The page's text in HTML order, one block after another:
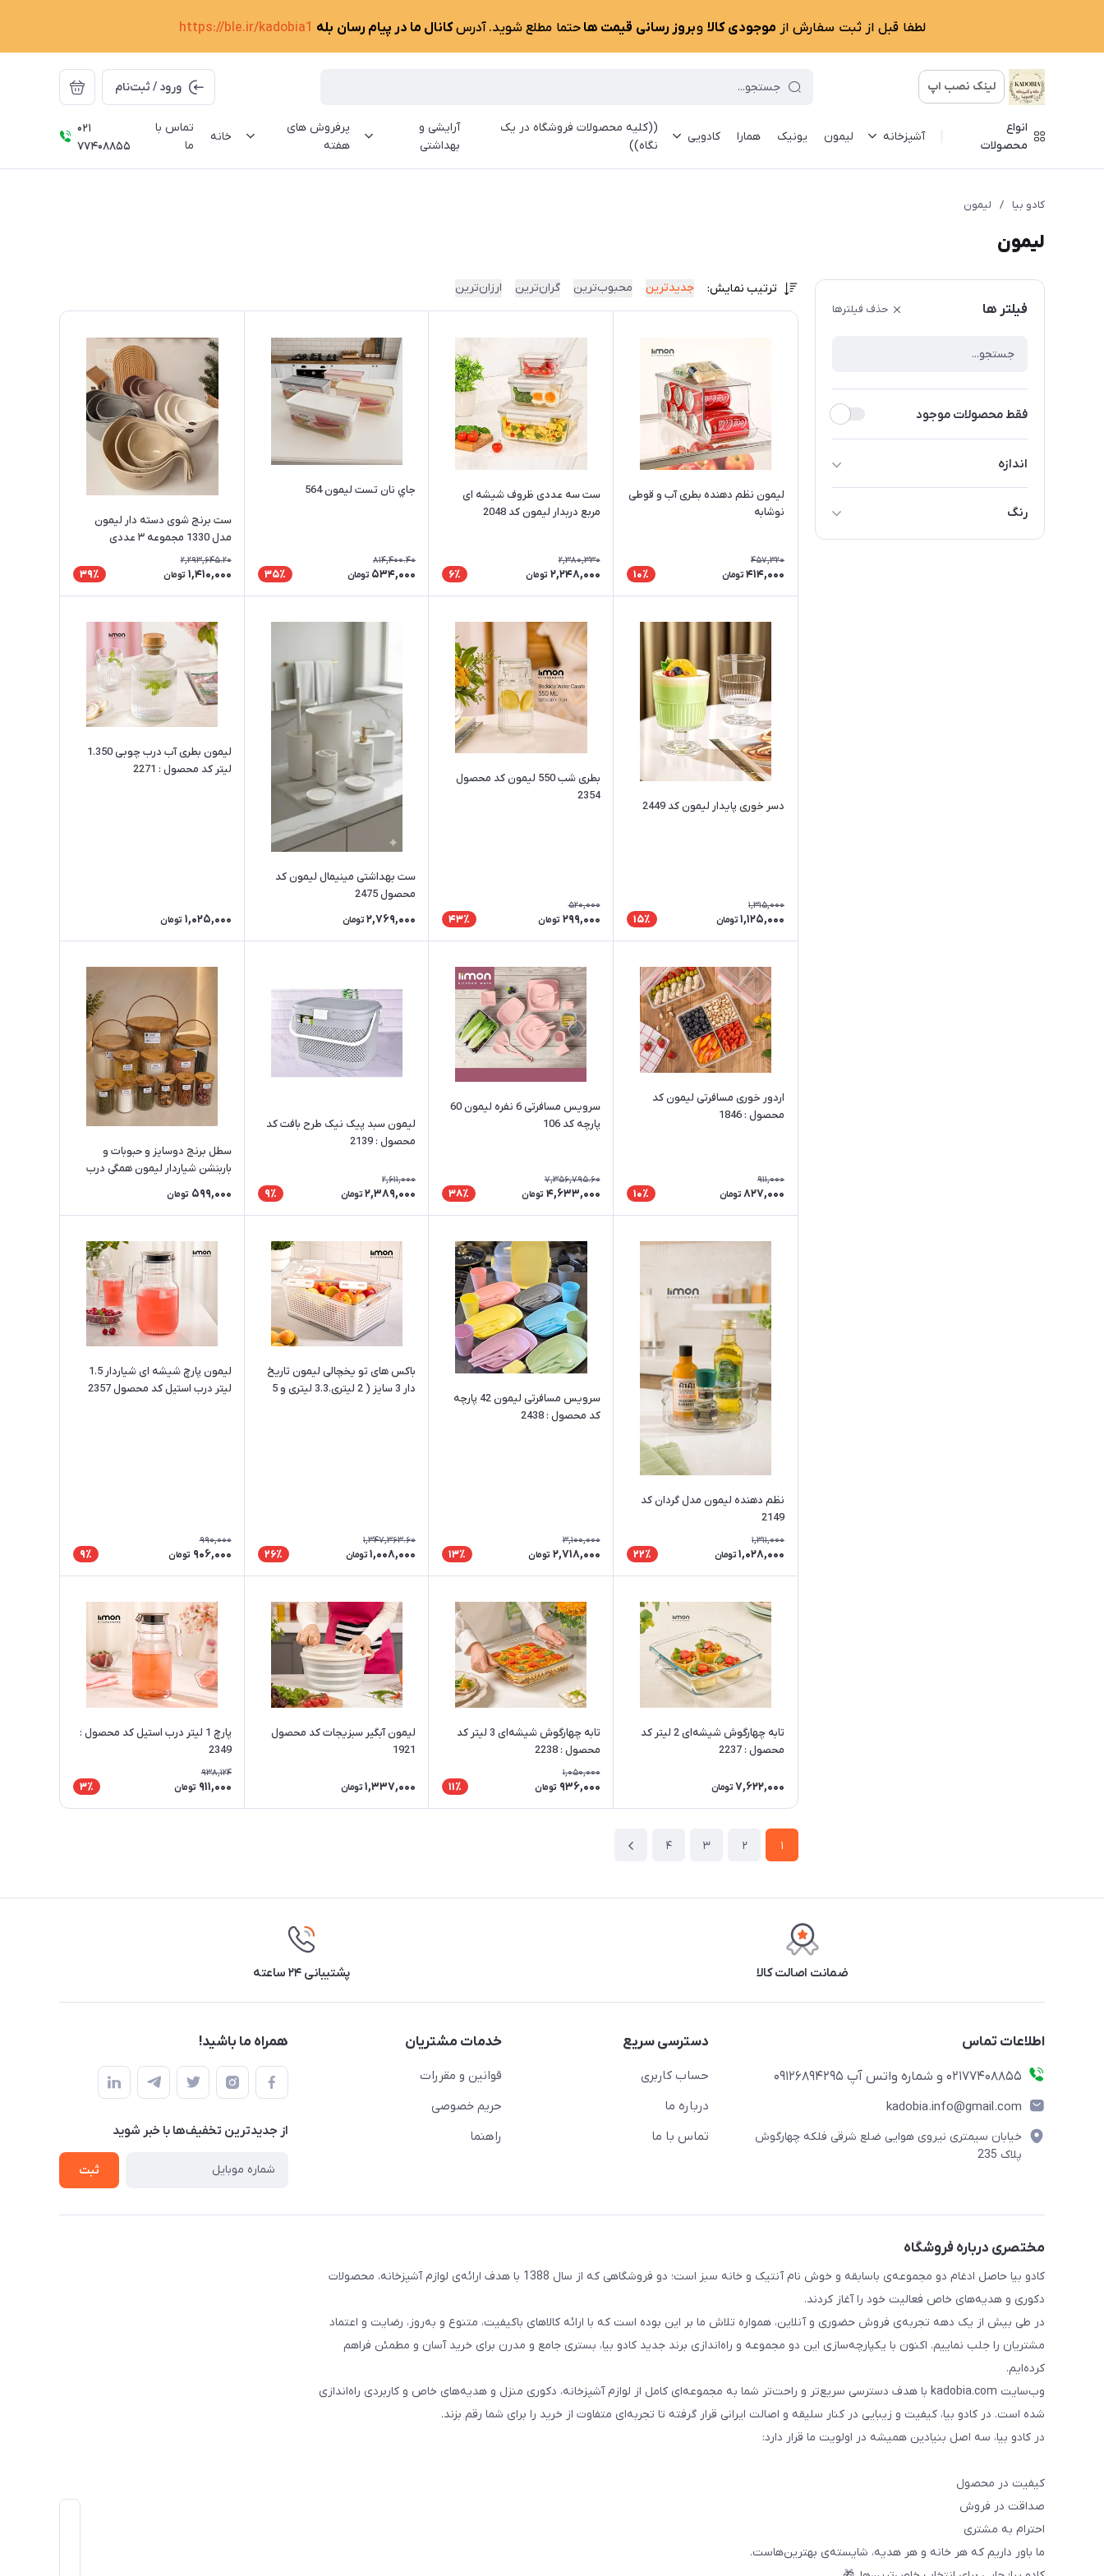
لطفا قبل از ثبت سفارش از موجودی کالا وبروز رسانی قیمت هاحتما مطلع شوید. آدرسکانال ما در پیام رسان بله https://ble.ir/kadobia1
لینک نصب اپ ورود / ثبت‌نام
انواع
محصولات
آشپزخانه لیمون یونیک همارا کادویی
((کلیه محصولات فروشگاه در یک
نگاه))
آرایشی و
بهداشتی
پرفروش های
هفته
خانه
تماس با
ما
021
77408855
کادو بیا / لیمون
لیمون
فیلتر ها حذف فیلترها
فقط محصولات موجود
اندازه
رنگ
طلایی
ترتیب نمایش: جدیدترین محبوب‌ترین گران‌ترین ارزان‌ترین
لیمون نظم دهنده بطری آب و قوطی
نوشابه
457,320
414,000 تومان 10٪
ست سه عددی ظروف شیشه ای
مربع دربدار لیمون کد 2048
2,380,330
2,248,000 تومان 6٪
جاي نان تست ليمون 564
814,400.40
534,000 تومان 35٪
ست برنج شوی دسته دار لیمون
مدل 1330 مجموعه ۳ عددی
2,293,645.20
1,410,000 تومان 39٪
دسر خوری پایدار لیمون کد 2449
1,315,000
1,125,000 تومان 15٪
بطری شب 550 لیمون کد محصول
2354
520,000
299,000 تومان 43٪
ست بهداشتی مینیمال لیمون کد
محصول 2475
2,769,000 تومان
لیمون بطری آب درب چوبی 1.350
لیتر کد محصول : 2271
1,025,000 تومان
اردور خوری مسافرتی لیمون کد
محصول : 1846
911,000
827,000 تومان 10٪
سرویس مسافرتی 6 نفره لیمون 60
پارچه کد 106
7,356,795.60
4,633,000 تومان 38٪
لیمون سبد پیک نیک طرح بافت کد
محصول : 2139
2,611,000
2,389,000 تومان 9٪
سطل برنج دوسایز و حبوبات و
باربنشن شیاردار لیمون همگی درب
599,000 تومان
نظم دهنده لیمون مدل گردان کد
2149
1,311,000
1,028,000 تومان 22٪
سرویس مسافرتی لیمون 42 پارچه
کد محصول : 2438
3,100,000
2,718,000 تومان 13٪
باکس های تو یخچالی لیمون تاریخ
دار 3 سایز ( 2 لیتری.3.3 لیتری و 5
1,347,363.60
1,008,000 تومان 26٪
لیمون پارچ شیشه ای شیاردار 1.5
لیتر درب استیل کد محصول 2357
990,000
906,000 تومان 9٪
تابه چهارگوش شیشه‌ای 2 لیتر کد
محصول : 2237
7,622,000 تومان
تابه چهارگوش شیشه‌ای 3 لیتر کد
محصول : 2238
1,050,000
936,000 تومان 11٪
لیمون آبگیر سبزیجات کد محصول
1921
1,337,000 تومان
پارچ 1 لیتر درب استیل کد محصول :
2349
938,124
911,000 تومان 3٪
1
2
3
4
ضمانت اصالت کالا پشتیبانی ۲۴ ساعته
اطلاعات تماس
02177408855 و شماره واتس آپ 09126894295
kadobia.info@gmail.com
خیابان سیمتری نیروی هوایی ضلع شرقی فلکه چهارگوش
پلاک 235
دسترسی سریع
حساب کاربری
درباره ما
تماس با ما
خدمات مشتریان
قوانین و مقررات
حریم خصوصی
راهنما
همراه ما باشید!
از جدید‌ترین تخفیف‌ها با‌ خبر شوید
ثبت
مختصری درباره فروشگاه
کادو بیا حاصل ادغام دو مجموعه‌ی باسابقه و خوش‌ نام آنتیک و خانه سبز است؛ دو فروشگاهی که از سال 1388 با هدف ارائه‌ی لوازم آشپزخانه، محصولات
دکوری و هدیه‌های خاص فعالیت خود را آغاز کردند.
در طی بیش از یک دهه تجربه‌ی فروش حضوری و آنلاین، همواره تلاش ما بر این بوده است که با ارائه کالاهای باکیفیت، متنوع و به‌روز، رضایت و اعتماد
مشتریان را جلب نماییم. اکنون با یکپارچه‌سازی این دو مجموعه و راه‌اندازی برند جدید کادو بیا، بستری جامع و مدرن برای خرید آسان و مطمئن فراهم
کرده‌ایم.
وب‌سایت kadobia.com با هدف دسترسی سریع‌تر و راحت‌تر شما به مجموعه‌ای کامل از لوازم آشپزخانه، دکوری منزل و هدیه‌های خاص و کاربردی راه‌اندازی
شده است. در کادو بیا، کیفیت و زیبایی در کنار سلیقه و اصالت ایرانی قرار گرفته تا تجربه‌ای متفاوت از خرید را برای شما رقم بزند.
در کادو بیا، سه اصل بنیادین همیشه در اولویت ما قرار دارد:
کیفیت در محصول
صداقت در فروش
احترام به مشتری
ما باور داریم که هر خانه و هر هدیه، شایسته‌ی بهترین‌هاست.